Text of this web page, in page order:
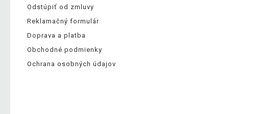
Odstúpiť od zmluvy
Reklamačný formulár
Doprava a platba
Obchodné podmienky
Ochrana osobných údajov